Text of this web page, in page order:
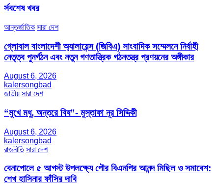
র্সবশেষ খবর
আন্তর্জাতিক সারা দেশ
গ্লোবাল বাংলাদেশী অ্যালায়েন্স (জিবিএ) সাংবাদিক সম্মেলনে নির্বাহী
নেতৃত্ব পুনর্গঠন এবং নতুন গণতান্ত্রিক গঠনতন্ত্র প্রণয়নের অঙ্গীকার
August 6, 2026
kalersongbad
জাতীয় সারা দেশ
“মুখে মধু, অন্তরে বিষ”- মুস্তাফা নূর সিদ্দিকী
August 6, 2026
kalersongbad
রাজনীতি সারা দেশ
বেনাপোলে ৫ আগস্ট উপলক্ষ্যে পৌর বিএনপির আনন্দ মিছিল ও সমাবেশ:
শেখ হাসিনার ফাঁসির দাবি